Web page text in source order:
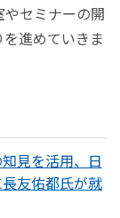
セミナーの開
進めていきま
見を活用、日
友佑都氏が就